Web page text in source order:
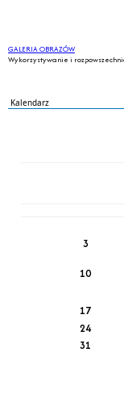
GALERIA OBRAZÓW
Wykorzystywanie i
Kalendarz
3
10
17
24
31